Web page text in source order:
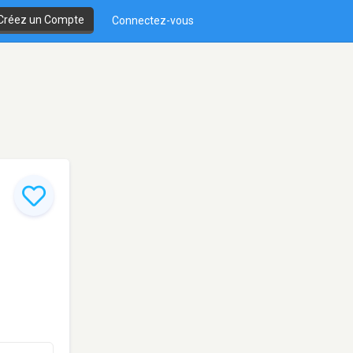
un Compte Connectez-vous